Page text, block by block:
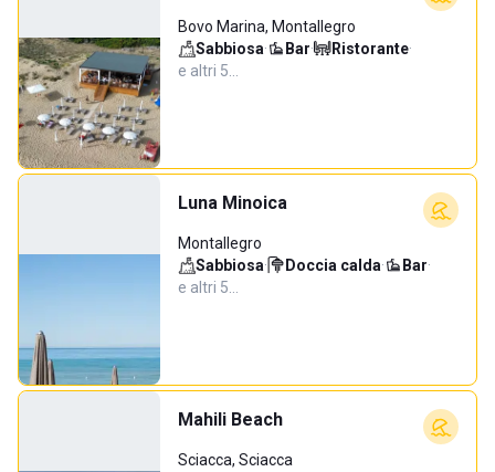
Bovo Marina, Montallegro
Sabbiosa· Bar· Ristorante·
e altri 5…
Luna Minoica
Montallegro
Sabbiosa· Doccia calda· Bar·
e altri 5…
Mahili Beach
Sciacca, Sciacca